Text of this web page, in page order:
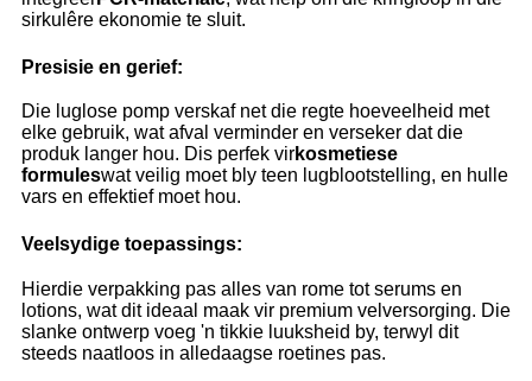
sirkulêre ekonomie te sluit.
Presisie en gerief:
Die luglose pomp verskaf net die regte hoeveelheid met
elke gebruik, wat afval verminder en verseker dat die
produk langer hou. Dis perfek virkosmetiese
formuleswat veilig moet bly teen lugblootstelling, en hulle
vars en effektief moet hou.
Veelsydige toepassings:
Hierdie verpakking pas alles van rome tot serums en
lotions, wat dit ideaal maak vir premium velversorging. Die
slanke ontwerp voeg 'n tikkie luuksheid by, terwyl dit
steeds naatloos in alledaagse roetines pas.